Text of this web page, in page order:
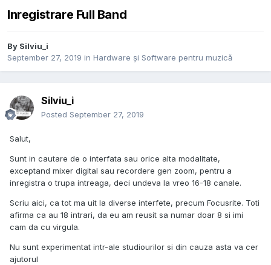
Inregistrare Full Band
By Silviu_i
September 27, 2019 in Hardware și Software pentru muzică
Silviu_i
Posted September 27, 2019
Salut,
Sunt in cautare de o interfata sau orice alta modalitate,
exceptand mixer digital sau recordere gen zoom, pentru a
inregistra o trupa intreaga, deci undeva la vreo 16-18 canale.
Scriu aici, ca tot ma uit la diverse interfete, precum Focusrite. Toti
afirma ca au 18 intrari, da eu am reusit sa numar doar 8 si imi
cam da cu virgula.
Nu sunt experimentat intr-ale studiourilor si din cauza asta va cer
ajutorul